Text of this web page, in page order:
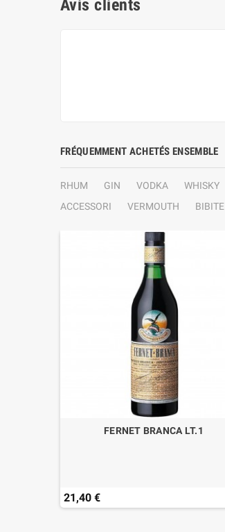
Avis clients
FRÉQUEMMENT ACHETÉS ENSEMBLE
RHUM GIN VODKA WHISKY
ACCESSORI
VERMOUTH BIBITE
FERNET BRANCA LT.1
21,40 €